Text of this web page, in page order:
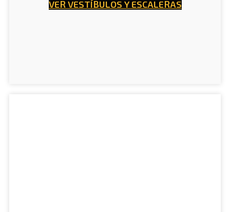
VER VESTÍBULOS Y ESCALERAS